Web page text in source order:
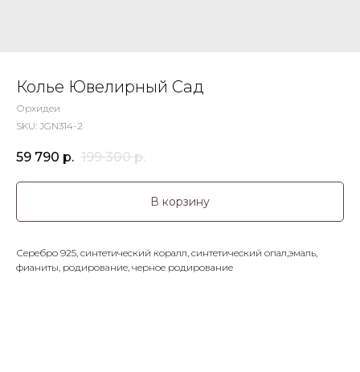
Колье Ювелирный Сад
Орхидеи
SKU: JGN314-2
59 790 р. 199 300 р.
В корзину
Серебро 925, синтетический коралл, синтетический опал,эмаль,
фианиты, родирование, черное родирование